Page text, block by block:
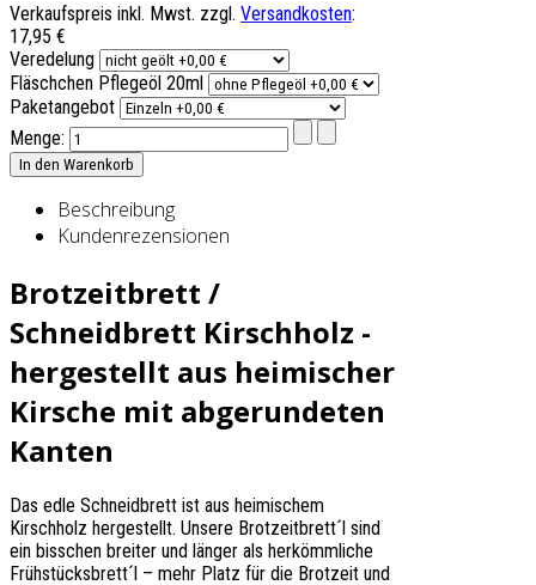
Verkaufspreis inkl. Mwst. zzgl. Versandkosten:
17,95 €
Veredelung
Fläschchen Pflegeöl 20ml
Paketangebot
Menge:
Beschreibung
Kundenrezensionen
Brotzeitbrett /
Schneidbrett Kirschholz -
hergestellt aus heimischer
Kirsche mit abgerundeten
Kanten
Das edle Schneidbrett ist aus heimischem
Kirschholz hergestellt. Unsere Brotzeitbrett´l sind
ein bisschen breiter und länger als herkömmliche
Frühstücksbrett´l – mehr Platz für die Brotzeit und